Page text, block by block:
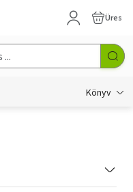
Üres
Könyv